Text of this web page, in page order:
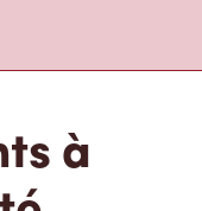
à